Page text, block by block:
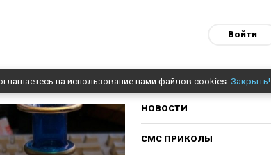
Войти
на использование нами файлов cookies. Закрыть!
НОВОСТИ
СМС ПРИКОЛЫ